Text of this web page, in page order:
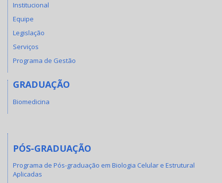
Institucional
Equipe
Legislação
Serviços
Programa de Gestão
GRADUAÇÃO
Biomedicina
PÓS-GRADUAÇÃO
Programa de Pós-graduação em Biologia Celular e Estrutural
Aplicadas